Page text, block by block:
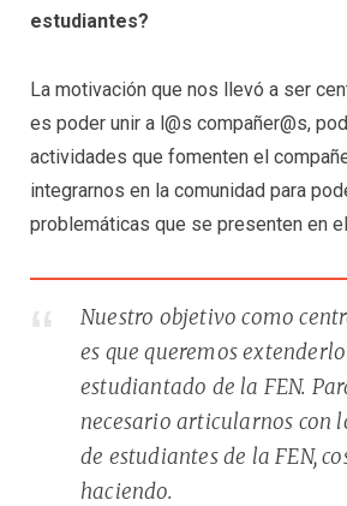
estudiantes?
La motivación que nos llevó a ser
es poder unir a l@s compañer@s,
actividades que fomenten el
integrarnos en la comunidad para
problemáticas que se presenten en
Nuestro objetivo como
es que queremos
estudiantado de la FEN.
necesario articularnos con
de estudiantes de la FEN,
haciendo.